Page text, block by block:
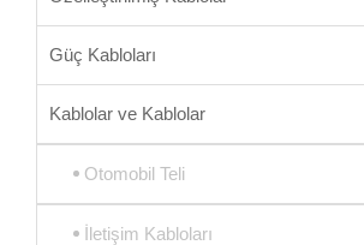
Güç Kabloları
Kablolar ve Kablolar
Otomobil Teli
İletişim Kabloları